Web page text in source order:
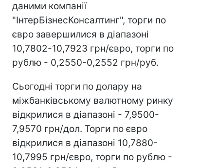
даними компанії
"ІнтерБізнесКонсалтинг", торги по
євро завершилися в діапазоні
10,7802-10,7923 грн/євро, торги по
рублю - 0,2550-0,2552 грн/руб.
Сьогодні торги по долару на
міжбанківському валютному ринку
відкрилися в діапазоні - 7,9500-
7,9570 грн/дол. Торги по євро
відкрилися в діапазоні 10,7880-
10,7995 грн/євро, торги по рублю -